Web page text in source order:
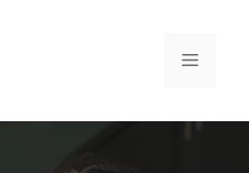
Menú